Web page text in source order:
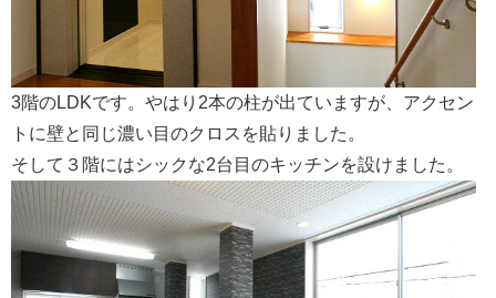
3階のLDKです。やはり2本の柱が出ていますが、アクセン
トに壁と同じ濃い目のクロスを貼りました。
そして３階にはシックな2台目のキッチンを設けました。